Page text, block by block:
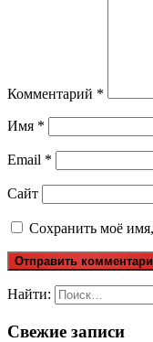
Комментарий *
Имя *
Email *
Сайт
Сохранить моё
Найти:
Свежие записи